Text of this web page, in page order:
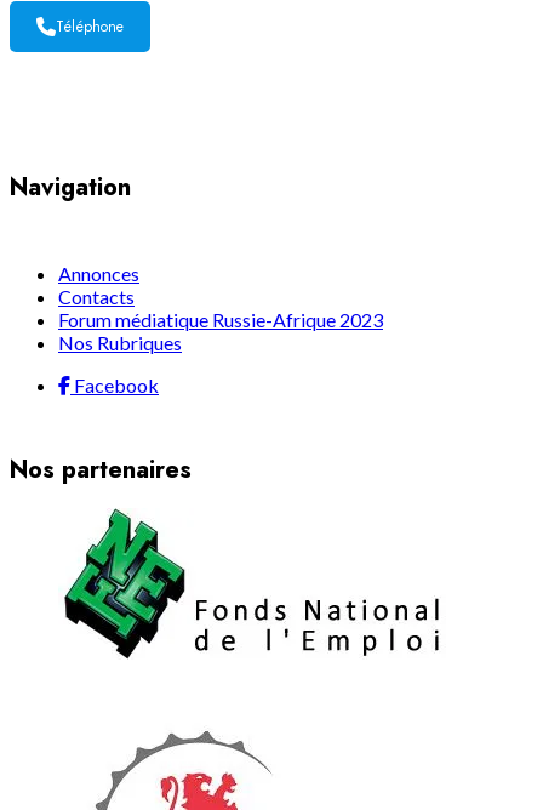
Téléphone
Navigation
Annonces
Contacts
Forum médiatique Russie-Afrique 2023
Nos Rubriques
Facebook
Nos partenaires